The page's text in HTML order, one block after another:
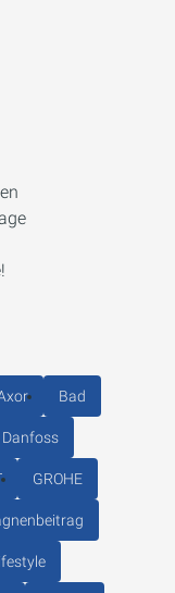
Bad
Danfoss
GROHE